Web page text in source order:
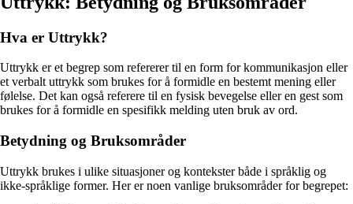
Hva er Uttrykk?
Uttrykk er et begrep som refererer til en form for kommunikasjon eller
et verbalt uttrykk som brukes for å formidle en bestemt mening eller
følelse. Det kan også referere til en fysisk bevegelse eller en gest som
brukes for å formidle en spesifikk melding uten bruk av ord.
Betydning og Bruksområder
Uttrykk brukes i ulike situasjoner og kontekster både i språklig og
ikke-språklige former. Her er noen vanlige bruksområder for begrepet: